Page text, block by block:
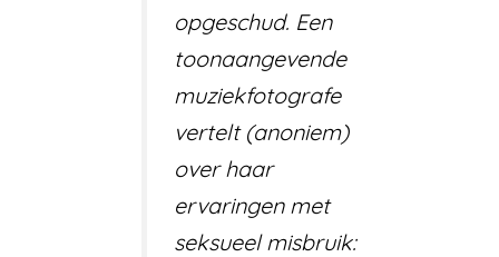
opgeschud. Een
toonaangevende
muziekfotografe
vertelt (anoniem)
over haar
ervaringen met
seksueel misbruik: